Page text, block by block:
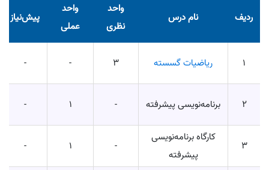
ردیف نام درس
واحد
نظری
واحد
عملی
پیش‌نیاز
1 ریاضیات گسسته 3
-
-
2 برنامه‌نویسی پیشرفته -
1
-
3
کارگاه برنامه‌نویسی
پیشرفته
-
1
-